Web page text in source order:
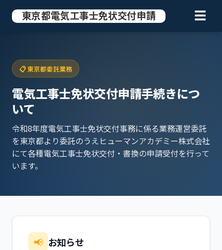
東京都電気工事士免状交付申請 ☰
📋 東京都委託業務
電気工事士免状交付申請手続きにつ
いて
令和8年度電気工事士免状交付事務に係る業務運営委託
を東京都より委託のうえヒューマンアカデミー株式会社
にて各種電気工事士免状交付・書換の申請受付を行って
います。
📢 お知らせ